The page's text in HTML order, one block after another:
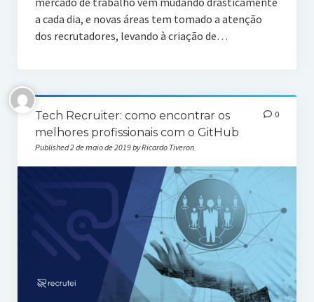
a cada dia, e novas áreas tem tomado a atenção
dos recrutadores, levando à criação de…
Tech Recruiter: como encontrar os
melhores profissionais com o GitHub
Published 2 de maio de 2019 by Ricardo Tiveron
0